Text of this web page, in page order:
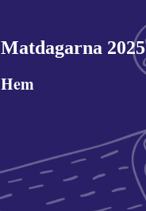
Matdagarna 2025
Hem